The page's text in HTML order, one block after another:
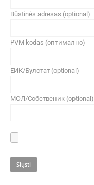
Būstinės adresas (optional)
PVM kodas (оптимално)
ЕИК/Булстат (optional)
МОЛ/Собственик (optional)